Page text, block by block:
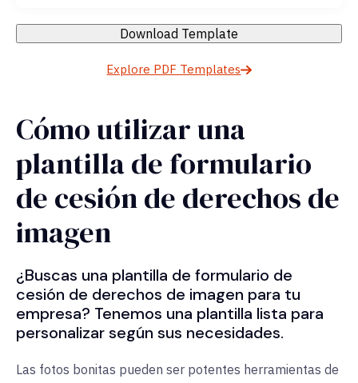
Download Template
Explore PDF Templates
Cómo utilizar una
plantilla de formulario
de cesión de derechos de
imagen
¿Buscas una plantilla de formulario de
cesión de derechos de imagen para tu
empresa? Tenemos una plantilla lista para
personalizar según sus necesidades.
Las fotos bonitas pueden ser potentes herramientas de